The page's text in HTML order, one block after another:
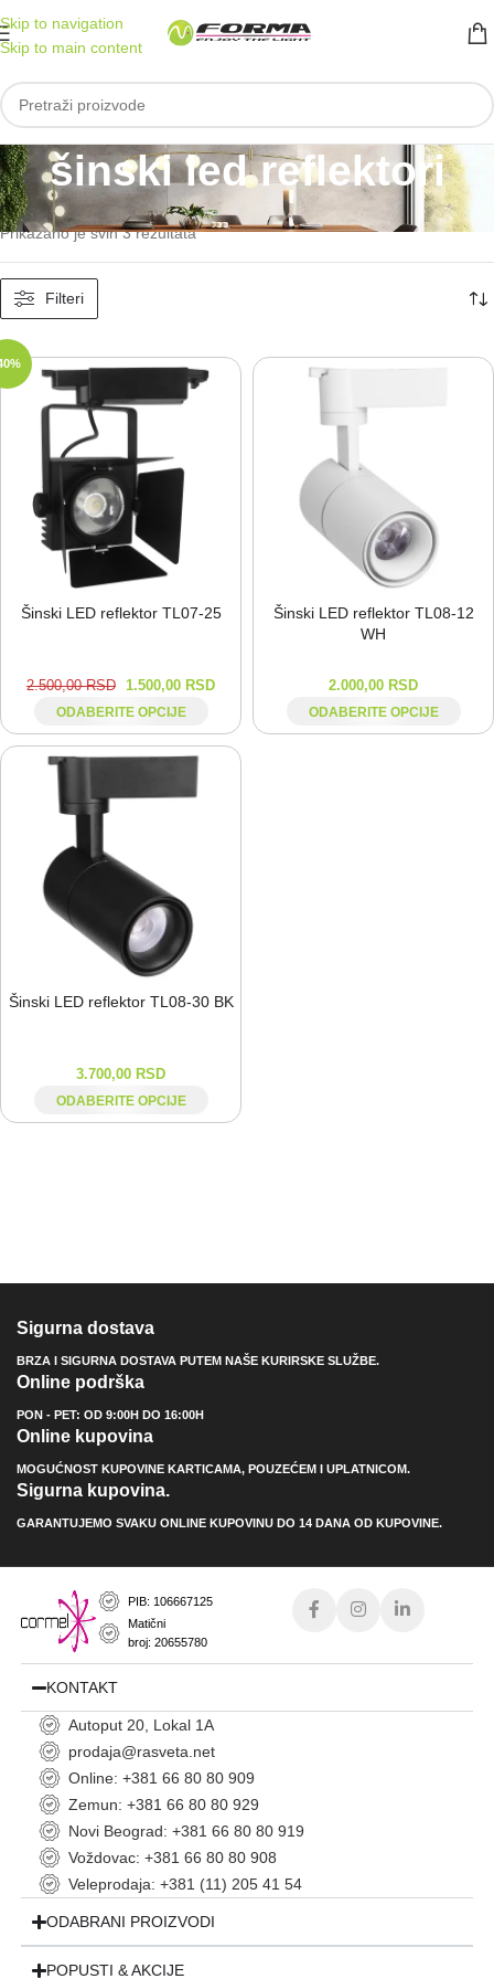
Skip to navigation
Skip to main content
šinski led reflektori
Početna/
Proizvod označen „šinski led reflektori“
Prikazano je svih 3 rezultata
Filteri
Šinski LED reflektor TL07-⁠25
2.500,00RSD 1.500,00 RSD
ODABERITE OPCIJE
Šinski LED reflektor TL08-⁠12
WH
2.000,00 RSD
ODABERITE OPCIJE
Šinski LED reflektor TL08-⁠30 BK
3.700,00 RSD
ODABERITE OPCIJE
Sigurna dostava
BRZA I SIGURNA DOSTAVA PUTEM NAŠE KURIRSKE SLUŽBE.
Online podrška
PON - PET: OD 9:00H DO 16:00H
Online kupovina
MOGUĆNOST KUPOVINE KARTICAMA, POUZEĆEM I UPLATNICOM.
Sigurna kupovina.
GARANTUJEMO SVAKU ONLINE KUPOVINU DO 14 DANA OD KUPOVINE.
PIB: 106667125
Matični
broj: 20655780
KONTAKT
Autoput 20, Lokal 1A
prodaja@rasveta.net
Online: +381 66 80 80 909
Zemun: +381 66 80 80 929
Novi Beograd: +381 66 80 80 919
Voždovac: +381 66 80 80 908
Veleprodaja: +381 (11) 205 41 54
ODABRANI PROIZVODI
POPUSTI & AKCIJE